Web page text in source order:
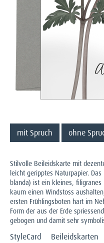
mit Spruch ohne
Stilvolle Beileidskarte mit
leicht geripptes Naturpapier.
blanda) ist ein kleines, filigranes
kaum einen Windstoss
ersten Frühlingsboten hart im
Form der aus der Erde
gebogen und damit sehr
StyleCard Beileidskarten